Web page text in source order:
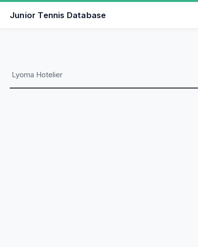
Junior Tennis Database
Lyoma Hotelier